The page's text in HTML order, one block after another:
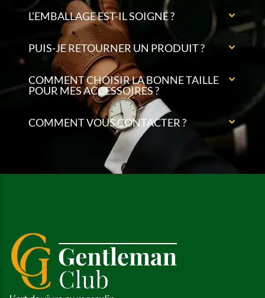
L’EMBALLAGE EST-IL SOIGNÉ ?
PUIS-JE RETOURNER UN PRODUIT ?
COMMENT CHOISIR LA BONNE TAILLE
POUR MES ACCESSOIRES ?
COMMENT VOUS CONTACTER ?